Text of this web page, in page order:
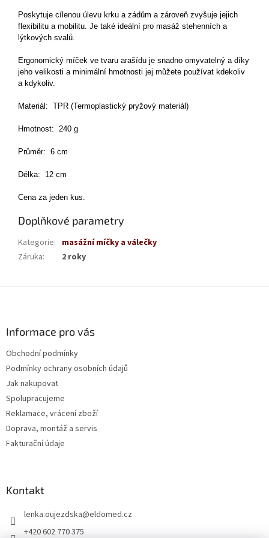
Poskytuje cílenou úlevu krku a zádům a zároveň zvyšuje jejich
flexibilitu a mobilitu. Je také ideální pro masáž stehenních a
lýtkových svalů.
Ergonomický míček ve tvaru arašídu je snadno omyvatelný a díky
jeho velikosti a minimální hmotnosti jej můžete používat kdekoliv
a kdykoliv.
Materiál: TPR (Termoplastický pryžový materiál)
Hmotnost: 240 g
Průměr: 6 cm
Délka: 12 cm
Cena za jeden kus.
Doplňkové parametry
Kategorie: masážní míčky a válečky
Záruka: 2 roky
Informace pro vás
Obchodní podmínky
Podmínky ochrany osobních údajů
Jak nakupovat
Spolupracujeme
Reklamace, vrácení zboží
Doprava, montáž a servis
Fakturační údaje
Kontakt
lenka.oujezdska@eldomed.cz
+420 602 770 375